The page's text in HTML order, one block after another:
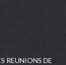
REUNIONS DE